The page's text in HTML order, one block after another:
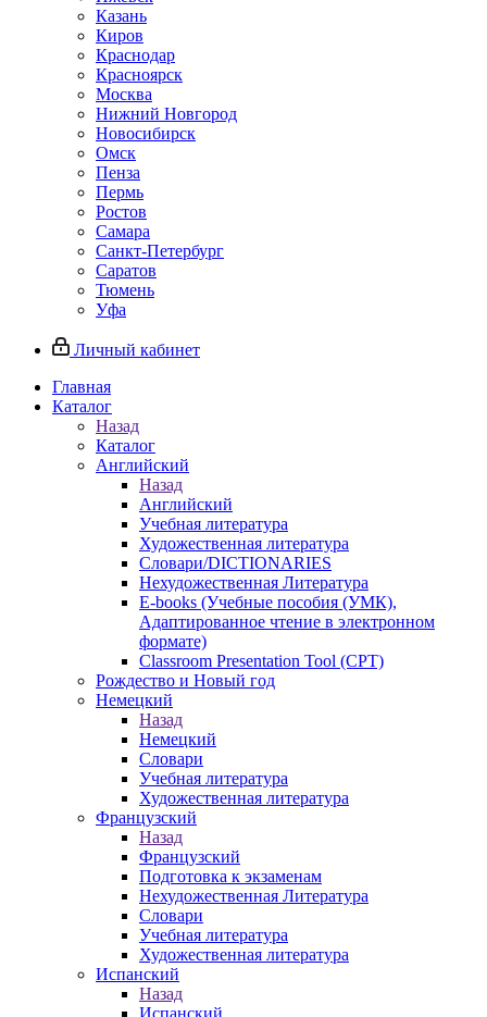
Казань
Киров
Краснодар
Красноярск
Москва
Нижний Новгород
Новосибирск
Омск
Пенза
Пермь
Ростов
Самара
Санкт-Петербург
Саратов
Тюмень
Уфа
Личный кабинет
Главная
Каталог
Назад
Каталог
Английский
Назад
Английский
Учебная литература
Художественная литература
Словари/DICTIONARIES
Нехудожественная Литература
E-books (Учебные пособия (УМК),
Адаптированное чтение в электронном
формате)
Classroom Presentation Tool (CPT)
Рождество и Новый год
Немецкий
Назад
Немецкий
Словари
Учебная литература
Художественная литература
Французский
Назад
Французский
Подготовка к экзаменам
Нехудожественная Литература
Словари
Учебная литература
Художественная литература
Испанский
Назад
Испанский